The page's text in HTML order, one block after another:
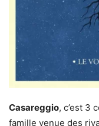
Casareggio, c’est 3
famille venue des